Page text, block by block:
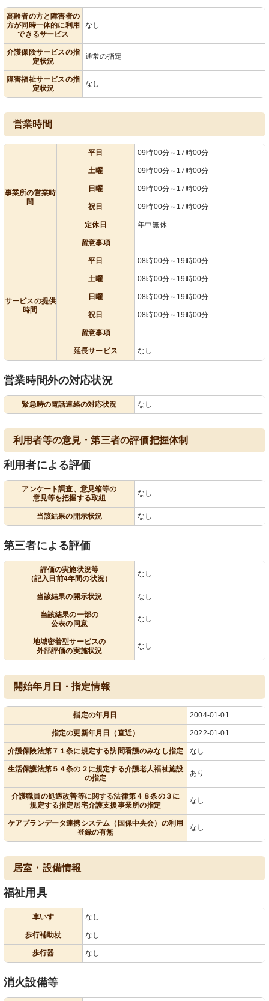
高齢者の方と障害者の
方が同時一体的に利用
できるサービス
なし
介護保険サービスの指
定状況
通常の指定
障害福祉サービスの指
定状況
なし
営業時間
事業所の営業時
間
平日 09時00分～17時00分
土曜 09時00分～17時00分
日曜 09時00分～17時00分
祝日 09時00分～17時00分
定休日 年中無休
留意事項
サービスの提供
時間
平日 08時00分～19時00分
土曜 08時00分～19時00分
日曜 08時00分～19時00分
祝日 08時00分～19時00分
留意事項
延長サービス なし
営業時間外の対応状況
緊急時の電話連絡の対応状況 なし
利用者等の意見・第三者の評価把握体制
利用者による評価
アンケート調査、意見箱等の
意見等を把握する取組
なし
当該結果の開示状況 なし
第三者による評価
評価の実施状況等
（記入日前4年間の状況）
なし
当該結果の開示状況 なし
当該結果の一部の
公表の同意
なし
地域密着型サービスの
外部評価の実施状況
なし
開始年月日・指定情報
指定の年月日 2004-01-01
指定の更新年月日（直近） 2022-01-01
介護保険法第７１条に規定する訪問看護のみなし指定 なし
生活保護法第５４条の２に規定する介護老人福祉施設
の指定
あり
介護職員の処遇改善等に関する法律第４８条の３に
規定する指定居宅介護支援事業所の指定
なし
ケアプランデータ連携システム（国保中央会）の利用
登録の有無
なし
居室・設備情報
福祉用具
車いす なし
歩行補助杖 なし
歩行器 なし
消火設備等